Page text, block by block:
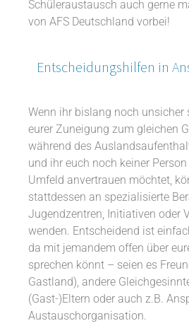
Schüleraustausch auch gerne
von AFS Deutschland vorbei!
Entscheidungshilfen in
Wenn ihr bislang noch unsicher
eurer Zuneigung zum gleichen
während des
und ihr euch noch keiner
Umfeld anvertrauen möchtet,
stattdessen an spezialisierte
Jugendzentren, Initiativen oder
wenden. Entscheidend ist
da mit jemandem offen über
sprechen könnt – seien es
Gastland), andere
(Gast-)Eltern oder auch z.B.
Austauschorganisation.